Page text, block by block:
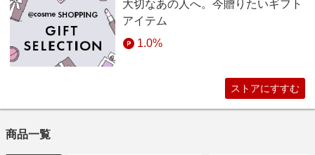
大切なあの人へ。今贈りたいギフト
アイテム
1.0%
ストアにすすむ
商品一覧